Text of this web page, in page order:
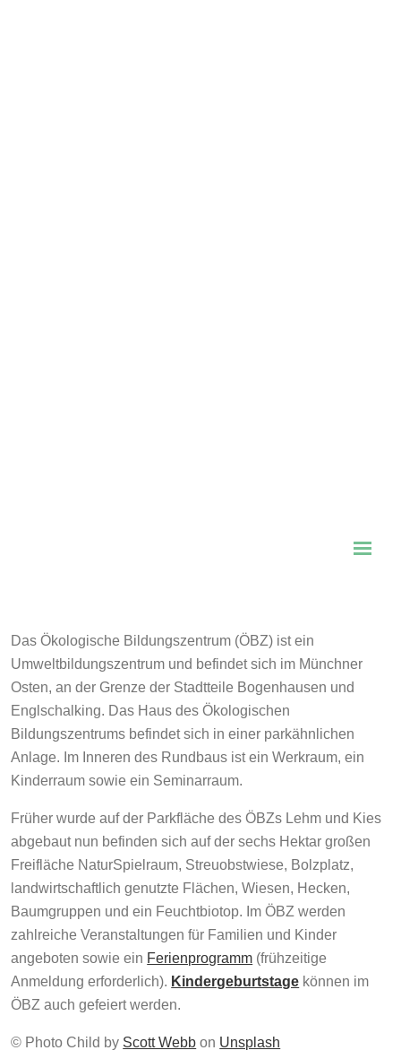
Das Ökologische Bildungszentrum (ÖBZ) ist ein
Umweltbildungszentrum und befindet sich im Münchner
Osten, an der Grenze der Stadtteile Bogenhausen und
Englschalking. Das Haus des Ökologischen
Bildungszentrums befindet sich in einer parkähnlichen
Anlage. Im Inneren des Rundbaus ist ein Werkraum, ein
Kinderraum sowie ein Seminarraum.
Früher wurde auf der Parkfläche des ÖBZs Lehm und Kies
abgebaut nun befinden sich auf der sechs Hektar großen
Freifläche NaturSpielraum, Streuobstwiese, Bolzplatz,
landwirtschaftlich genutzte Flächen, Wiesen, Hecken,
Baumgruppen und ein Feuchtbiotop. Im ÖBZ werden
zahlreiche Veranstaltungen für Familien und Kinder
angeboten sowie ein Ferienprogramm (frühzeitige
Anmeldung erforderlich). Kindergeburtstage können im
ÖBZ auch gefeiert werden.
© Photo Child by Scott Webb on Unsplash